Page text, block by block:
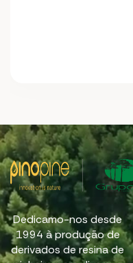
Dedicamo-nos desde
1994 à produção de
derivados de resina de